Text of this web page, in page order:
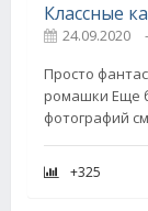
24.09.2020
Просто
ромашки Еще
фотографий
+325